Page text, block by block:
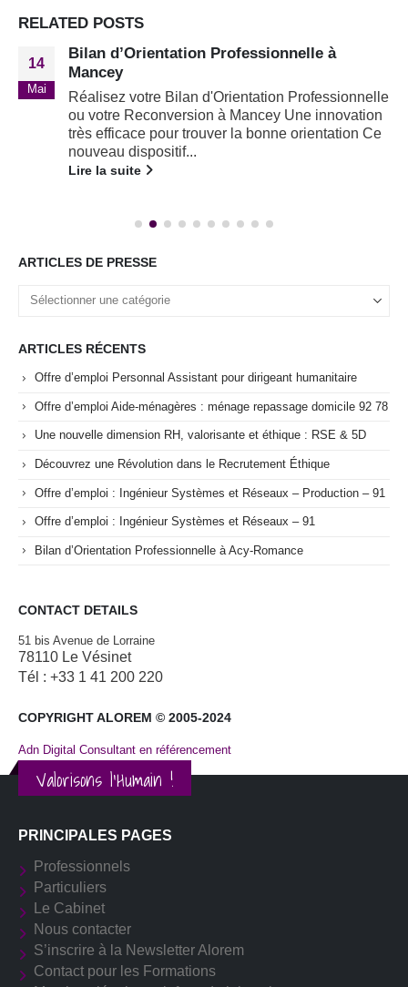
RELATED POSTS
14
Mai
Bilan d’Orientation Professionnelle à
Mancey
Réalisez votre Bilan d'Orientation Professionnelle
ou votre Reconversion à Mancey Une innovation
très efficace pour trouver la bonne orientation Ce
nouveau dispositif...
Lire la suite
ARTICLES DE PRESSE
ARTICLES RÉCENTS
Offre d’emploi Personnal Assistant pour dirigeant humanitaire
Offre d’emploi Aide-ménagères : ménage repassage domicile 92 78
Une nouvelle dimension RH, valorisante et éthique : RSE & 5D
Découvrez une Révolution dans le Recrutement Éthique
Offre d’emploi : Ingénieur Systèmes et Réseaux – Production – 91
Offre d’emploi : Ingénieur Systèmes et Réseaux – 91
Bilan d’Orientation Professionnelle à Acy-Romance
CONTACT DETAILS
51 bis Avenue de Lorraine
78110 Le Vésinet
Tél : +33 1 41 200 220
COPYRIGHT ALOREM © 2005-2024
Adn Digital Consultant en référencement
Valorisons l'Humain !
PRINCIPALES PAGES
Professionnels
Particuliers
Le Cabinet
Nous contacter
S’inscrire à la Newsletter Alorem
Contact pour les Formations